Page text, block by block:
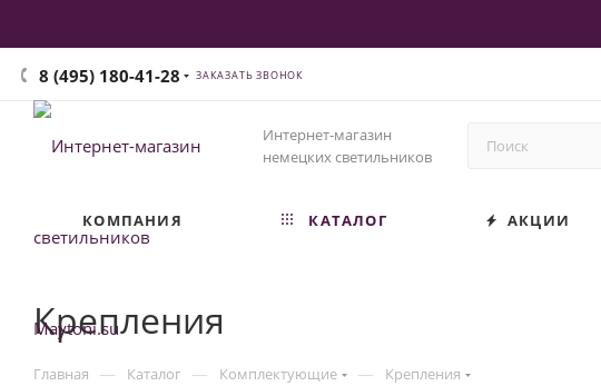
8 (495) 180-41-28 ЗАКАЗАТЬ ЗВОНОК
Интернет-магазин
немецких светильников
КОМПАНИЯ КАТАЛОГ АКЦИИ
Крепления
Главная — Каталог — Комплектующие — Крепления